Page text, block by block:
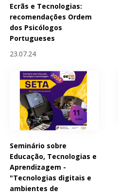
Ecrãs e Tecnologias:
recomendações Ordem
dos Psicólogos
Portugueses
23.07.24
Seminário sobre
Educação, Tecnologias e
Aprendizagem -
"Tecnologias digitais e
ambientes de